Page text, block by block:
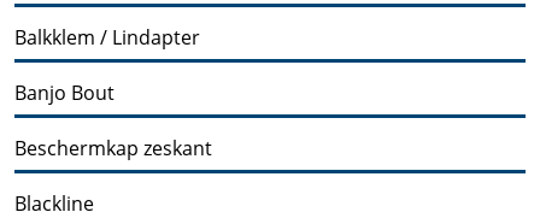
Balkklem / Lindapter
Banjo Bout
Beschermkap zeskant
Blackline